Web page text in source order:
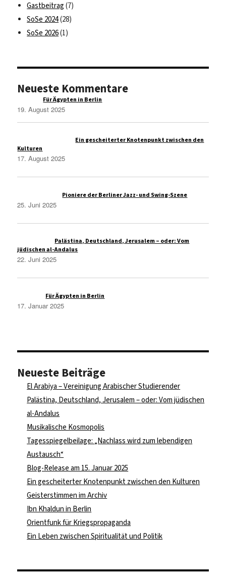
Gastbeitrag (7)
SoSe 2024(28)
SoSe 2026(1)
Neueste Kommentare
Für Ägypten in Berlin
19. August 2025
Ein gescheiterter Knotenpunkt zwischen den
Kulturen
17. August 2025
Pioniere der Berliner Jazz- und Swing-Szene
25. Juni 2025
Palästina, Deutschland, Jerusalem – oder: Vom
jüdischen al-Andalus
22. Juni 2025
Für Ägypten in Berlin
17. Januar 2025
Neueste Beiträge
El Arabiya – Vereinigung Arabischer Studierender
Palästina, Deutschland, Jerusalem – oder: Vom jüdischen
al-Andalus
Musikalische Kosmopolis
Tagesspiegelbeilage: „Nachlass wird zum lebendigen
Austausch“
Blog-Release am 15. Januar 2025
Ein gescheiterter Knotenpunkt zwischen den Kulturen
Geisterstimmen im Archiv
Ibn Khaldun in Berlin
Orientfunk für Kriegspropaganda
Ein Leben zwischen Spiritualität und Politik